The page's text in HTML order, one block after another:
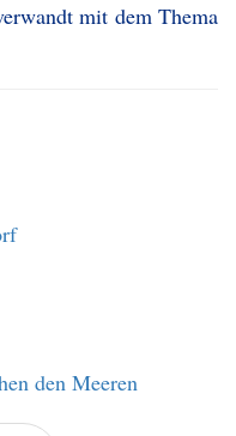
mit dem Thema
den Meeren